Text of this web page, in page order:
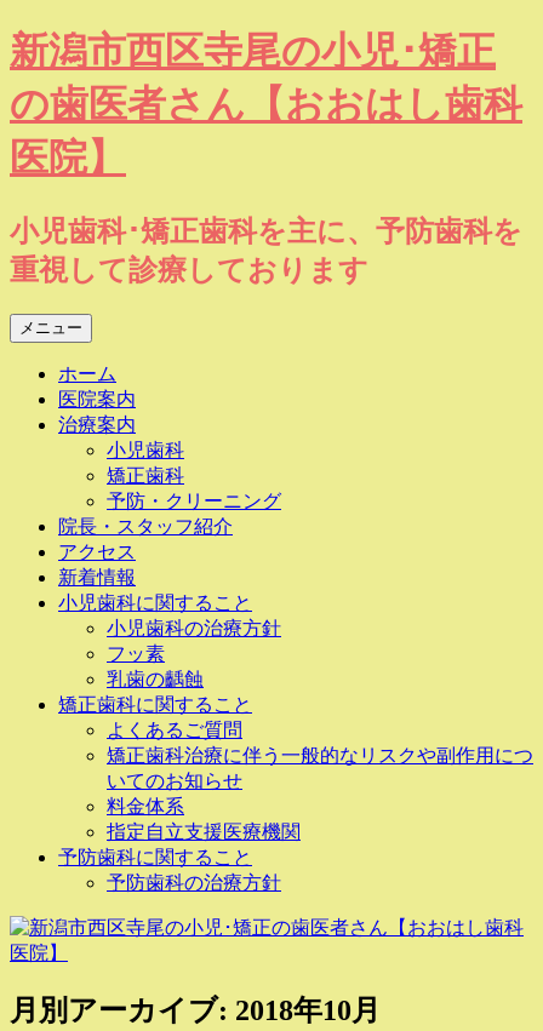
コ
ン
テ
ン
ツ
へ
キ
ッ
プ
新潟市西区寺尾の小児･矯正
の歯医者さん【おおはし歯科
医院】
小児歯科･矯正歯科を主に、予防歯科を
重視して診療しております
メニュー
ホーム
医院案内
治療案内
小児歯科
矯正歯科
予防・クリーニング
院長・スタッフ紹介
アクセス
新着情報
小児歯科に関すること
小児歯科の治療方針
フッ素
乳歯の齲蝕
矯正歯科に関すること
よくあるご質問
矯正歯科治療に伴う一般的なリスクや副作用につ
いてのお知らせ
料金体系
指定自立支援医療機関
予防歯科に関すること
予防歯科の治療方針
月別アーカイブ: 2018年10月